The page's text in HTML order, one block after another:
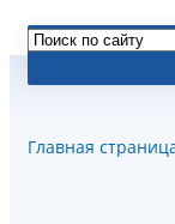
Главная